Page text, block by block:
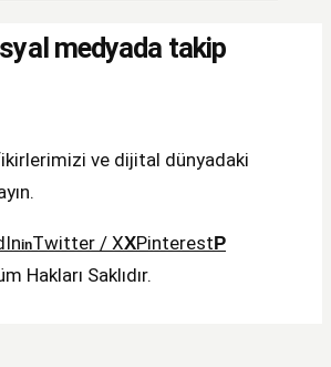
medyada takip
ve dijital dünyadaki
Twitter / X
Pinterest
Hakları Saklıdır.